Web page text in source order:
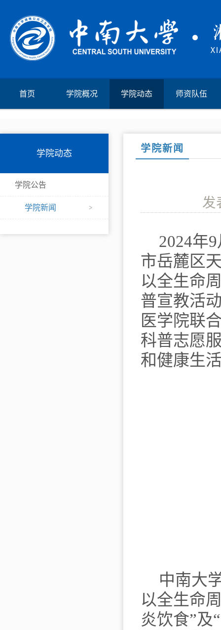
首页 学院概况 学院动态 师资队伍
学院动态
学院公告
学院新闻
学院新闻
发
2024年
市岳麓区
以全生命
普宣教活
医学院联
科普志愿
和健康生
中南大
以全生命
炎饮食”及